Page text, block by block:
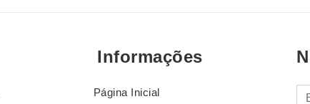
Informações
Página Inicial